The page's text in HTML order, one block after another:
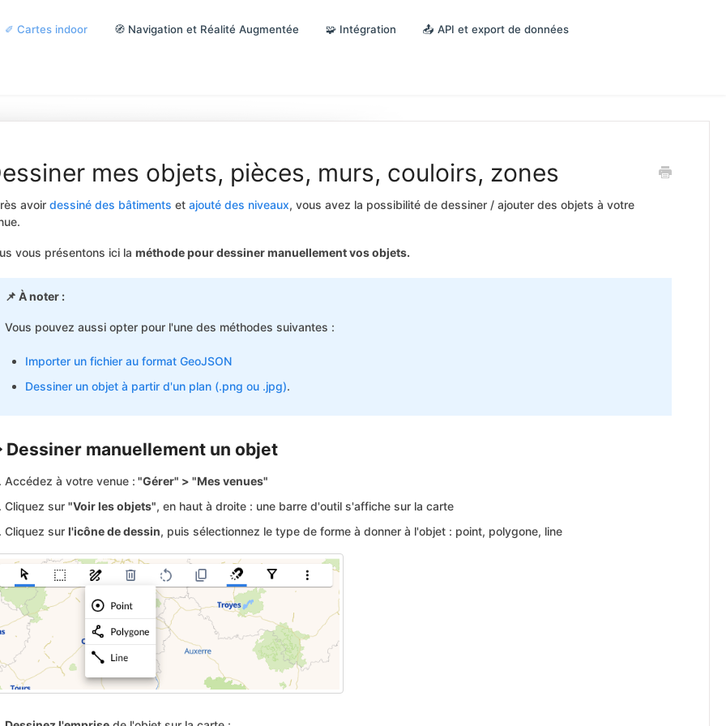
✐ Cartes indoor 🧭 Navigation et Réalité Augmentée 🧩 Intégration 📤 API et export de données
mes objets, pièces, murs, couloirs, zones
avoirdessiné des bâtiments etajouté des niveaux, vous avez la possibilité de dessiner / ajouter des objets à votre
vous présentons ici laméthode pour dessiner manuellement vos objets.
📌 À noter :
Vous pouvez aussi opter pour l'une des méthodes suivantes :
Importer un fichier au format GeoJSON
Dessiner un objet à partir d'un plan (.png ou .jpg).
manuellement un objet
Accédez à votre venue : "Gérer" > "Mes venues"
Cliquez sur"Voir les objets", en haut à droite : une barre d'outil s'affiche sur la carte
Cliquez surl'icône de dessin, puis sélectionnez le type de forme à donner à l'objet : point, polygone, line